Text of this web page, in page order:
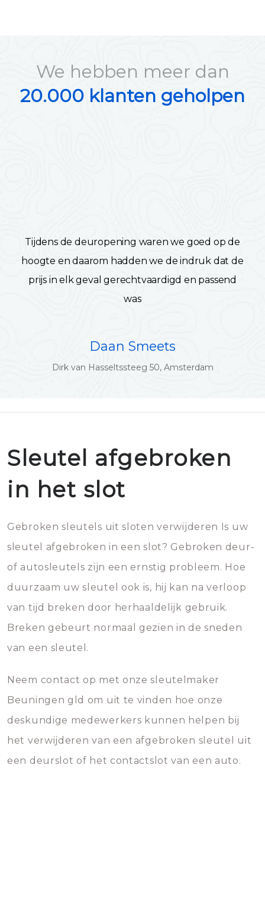
We hebben meer dan
20.000 klanten geholpen
Tijdens de deuropening waren we goed op de
hoogte en daarom hadden we de indruk dat de
prijs in elk geval gerechtvaardigd en passend
was
Daan Smeets
Dirk van Hasseltssteeg 50, Amsterdam
Sleutel afgebroken
in het slot
Gebroken sleutels uit sloten verwijderen Is uw
sleutel afgebroken in een slot? Gebroken deur-
of autosleutels zijn een ernstig probleem. Hoe
duurzaam uw sleutel ook is, hij kan na verloop
van tijd breken door herhaaldelijk gebruik.
Breken gebeurt normaal gezien in de sneden
van een sleutel.
Neem contact op met onze sleutelmaker
Beuningen gld om uit te vinden hoe onze
deskundige medewerkers kunnen helpen bij
het verwijderen van een afgebroken sleutel uit
een deurslot of het contactslot van een auto.